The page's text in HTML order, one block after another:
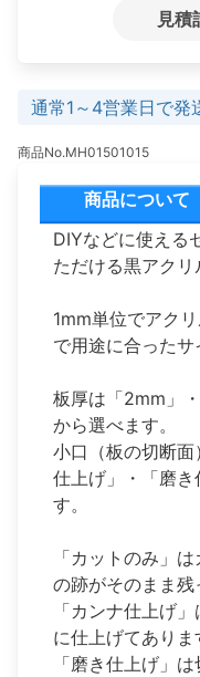
見積
通常1～4営業日で発
商品No.MH01501015
商品について
DIYなどに使える
ただける黒アクリ
1mm単位でアク
で用途に合ったサ
板厚は「2mm」
から選べます。
小口（板の切断
仕上げ」・「磨
す。
「カットのみ」
の跡がそのまま残
「カンナ仕上げ
に仕上げてありま
「磨き仕上げ」